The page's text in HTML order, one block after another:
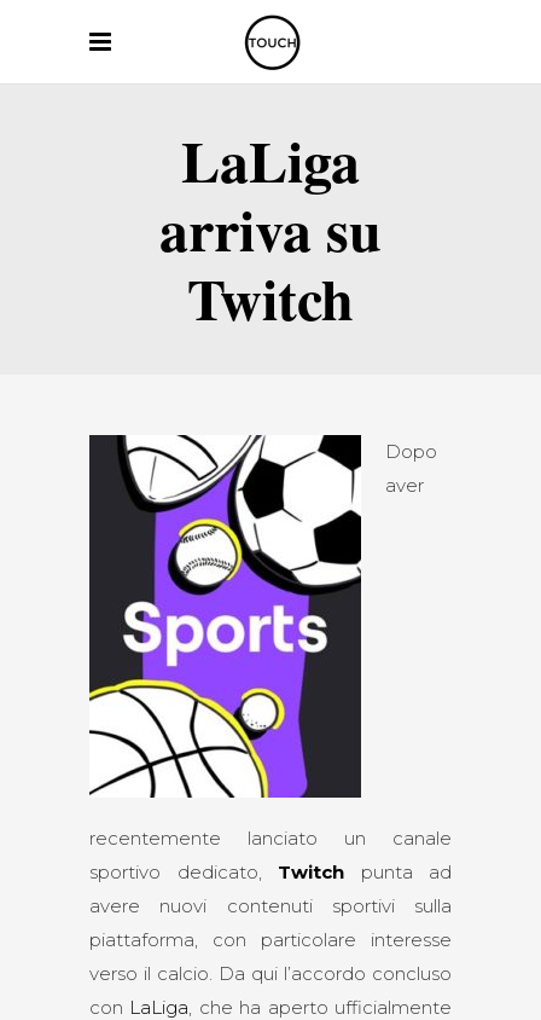
LaLiga
arriva su
Twitch
Dopo
aver
recentemente lanciato un canale
sportivo dedicato, Twitch punta ad
avere nuovi contenuti sportivi sulla
piattaforma, con particolare interesse
verso il calcio. Da qui l’accordo concluso
con LaLiga, che ha aperto ufficialmente